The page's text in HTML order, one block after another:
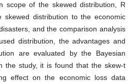
scope of the skewed distribution, R
distribution to the economic
and the comparison analysis
distribution, the advantages and
are evaluated by the Bayesian
the study, it is found that the skew-t
effect on the economic loss data